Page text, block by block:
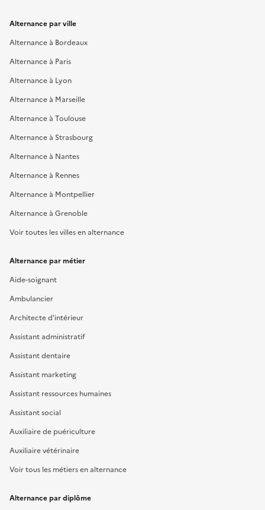
Alternance par ville
Alternance à Bordeaux
Alternance à Paris
Alternance à Lyon
Alternance à Marseille
Alternance à Toulouse
Alternance à Strasbourg
Alternance à Nantes
Alternance à Rennes
Alternance à Montpellier
Alternance à Grenoble
Voir toutes les villes en alternance
Alternance par métier
Aide-soignant
Ambulancier
Architecte d'intérieur
Assistant administratif
Assistant dentaire
Assistant marketing
Assistant ressources humaines
Assistant social
Auxiliaire de puériculture
Auxiliaire vétérinaire
Voir tous les métiers en alternance
Alternance par diplôme